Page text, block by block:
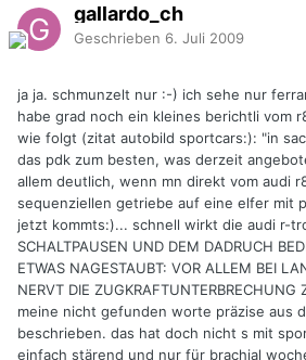
gallardo_ch
Geschrieben 6. Juli 2009
ja ja. schmunzelt nur :-) ich sehe nur
habe grad noch ein kleines berichtli vom
wie folgt (zitat autobild sportcars:): "in
das pdk zum besten, was derzeit
allem deutlich, wenn mn direkt vom audi
sequenziellen getriebe auf eine elfer mit
jetzt kommts:)... schnell wirkt die audi r-
SCHALTPAUSEN UND DEM DADRUCH
ETWAS NAGESTAUBT: VOR ALLEM BEI
NERVT DIE
meine nicht gefunden worte präzise aus
beschrieben. das hat doch nicht s mit
einfach stärend und nur für brachial